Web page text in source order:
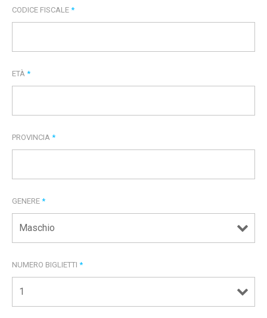
CODICE FISCALE *
ETÀ *
PROVINCIA *
GENERE *
NUMERO BIGLIETTI *